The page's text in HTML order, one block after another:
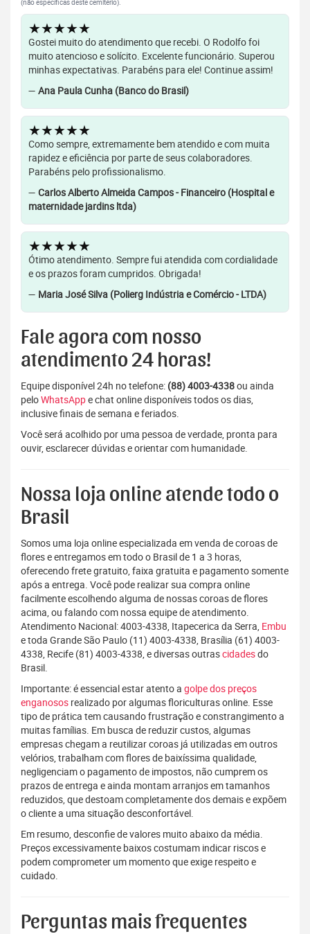
(não específicas deste cemitério).
★★★★★
Gostei muito do atendimento que recebi. O Rodolfo foi
muito atencioso e solícito. Excelente funcionário. Superou
minhas expectativas. Parabéns para ele! Continue assim!
— Ana Paula Cunha (Banco do Brasil)
★★★★★
Como sempre, extremamente bem atendido e com muita
rapidez e eficiência por parte de seus colaboradores.
Parabéns pelo profissionalismo.
— Carlos Alberto Almeida Campos - Financeiro (Hospital e
maternidade jardins ltda)
★★★★★
Ótimo atendimento. Sempre fui atendida com cordialidade
e os prazos foram cumpridos. Obrigada!
— Maria José Silva (Polierg Indústria e Comércio - LTDA)
Fale agora com nosso
atendimento 24 horas!
Equipe disponível 24h no telefone: (88) 4003-4338ou ainda
peloWhatsAppe chat online disponíveis todos os dias,
inclusive finais de semana e feriados.
Você será acolhido por uma pessoa de verdade, pronta para
ouvir, esclarecer dúvidas e orientar com humanidade.
Nossa loja online atende todo o
Brasil
Somos uma loja online especializada em venda de coroas de
flores e entregamos em todo o Brasil de 1 a 3 horas,
oferecendo frete gratuito, faixa gratuita e pagamento somente
após a entrega. Você pode realizar sua compra online
facilmente escolhendo alguma de nossas coroas de flores
acima, ou falando com nossa equipe de atendimento.
Atendimento Nacional: 4003-4338, Itapecerica da Serra, Embu
e toda Grande São Paulo (11) 4003-4338, Brasília (61) 4003-
4338, Recife (81) 4003-4338, e diversas outrascidadesdo
Brasil.
Importante: é essencial estar atento a golpe dos preços
enganosos realizado por algumas floriculturas online. Esse
tipo de prática tem causando frustração e constrangimento a
muitas famílias. Em busca de reduzir custos, algumas
empresas chegam a reutilizar coroas já utilizadas em outros
velórios, trabalham com flores de baixíssima qualidade,
negligenciam o pagamento de impostos, não cumprem os
prazos de entrega e ainda montam arranjos em tamanhos
reduzidos, que destoam completamente dos demais e expõem
o cliente a uma situação desconfortável.
Em resumo, desconfie de valores muito abaixo da média.
Preços excessivamente baixos costumam indicar riscos e
podem comprometer um momento que exige respeito e
cuidado.
Perguntas mais frequentes